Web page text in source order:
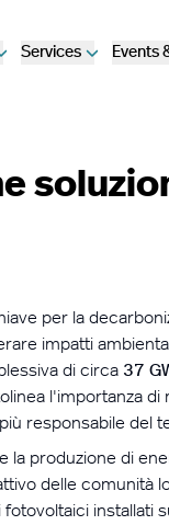
Services Events
per la
impatti
di circa 37
l'importanza di
responsabile del
produzione di
delle comunità
installati